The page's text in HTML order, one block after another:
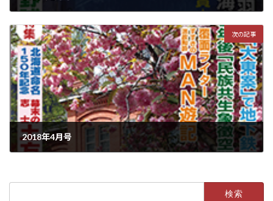
次の記事
2018年4月号